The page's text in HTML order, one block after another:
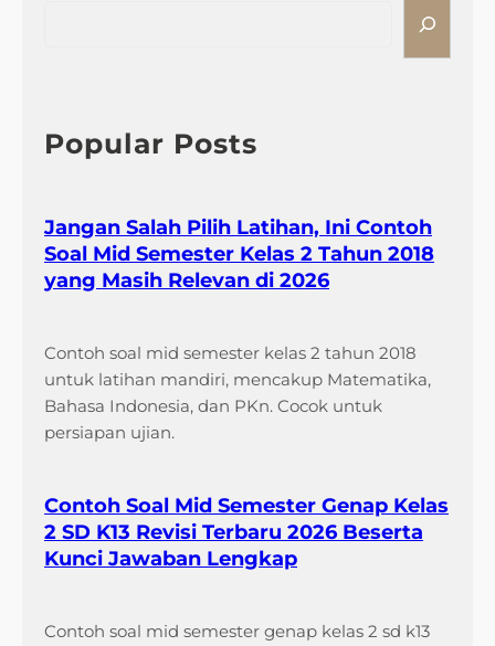
h
Popular Posts
Jangan Salah Pilih Latihan, Ini Contoh
Soal Mid Semester Kelas 2 Tahun 2018
yang Masih Relevan di 2026
Contoh soal mid semester kelas 2 tahun 2018
untuk latihan mandiri, mencakup Matematika,
Bahasa Indonesia, dan PKn. Cocok untuk
persiapan ujian.
Contoh Soal Mid Semester Genap Kelas
2 SD K13 Revisi Terbaru 2026 Beserta
Kunci Jawaban Lengkap
Contoh soal mid semester genap kelas 2 sd k13